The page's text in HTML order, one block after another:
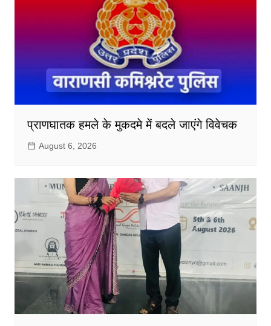
प्राणघातक हमले के मुकदमे में बदले जाएंगे विवेचक
August 6, 2026